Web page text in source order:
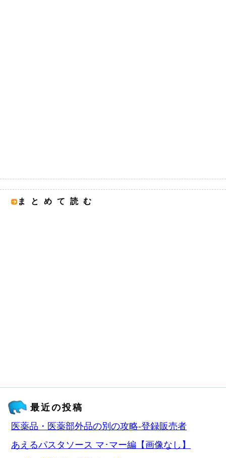
まとめて読む
最近の投稿
医薬品・医薬部外品の別の攻略‐登録販売者
あえるパスタソース マ･マー編【画像なし】